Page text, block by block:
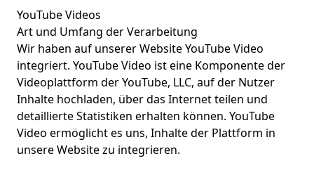
YouTube Videos
Art und Umfang der Verarbeitung
Wir haben auf unserer Website YouTube Video
integriert. YouTube Video ist eine Komponente der
Videoplattform der YouTube, LLC, auf der Nutzer
Inhalte hochladen, über das Internet teilen und
detaillierte Statistiken erhalten können. YouTube
Video ermöglicht es uns, Inhalte der Plattform in
unsere Website zu integrieren.